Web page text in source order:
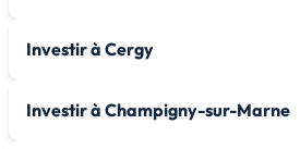
Investir à Cergy
Investir à Champigny-sur-Marne